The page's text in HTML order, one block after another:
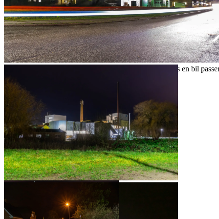
Fipros
Fipros set fra krydset Rybergsvej og Ebberupvej, medens en bil
Ebberupvej set fra Rybergsvej